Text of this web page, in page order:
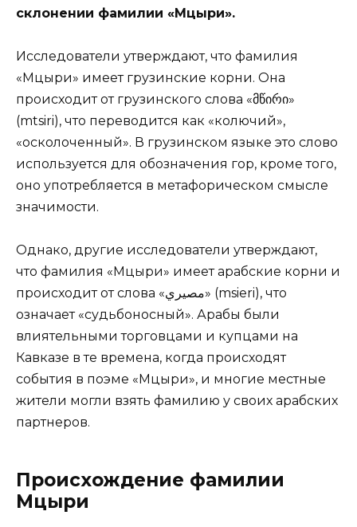
склонении фамилии «Мцыри».
Исследователи утверждают, что фамилия
«Мцыри» имеет грузинские корни. Она
происходит от грузинского слова «მწირი»
(mtsiri), что переводится как «колючий»,
«осколоченный». В грузинском языке это слово
используется для обозначения гор, кроме того,
оно употребляется в метафорическом смысле
значимости.
Однако, другие исследователи утверждают,
что фамилия «Мцыри» имеет арабские корни и
происходит от слова «مصيري» (msieri), что
означает «судьбоносный». Арабы были
влиятельными торговцами и купцами на
Кавказе в те времена, когда происходят
события в поэме «Мцыри», и многие местные
жители могли взять фамилию у своих арабских
партнеров.
Происхождение фамилии
Мцыри